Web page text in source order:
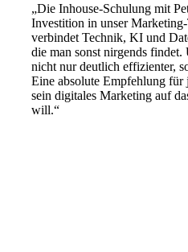
„Die Inhouse-Schulung mit
Investition in unser
verbindet Technik, KI und
die man sonst nirgends findet.
nicht nur deutlich effizienter,
Eine absolute Empfehlung für
sein digitales Marketing auf
will.“